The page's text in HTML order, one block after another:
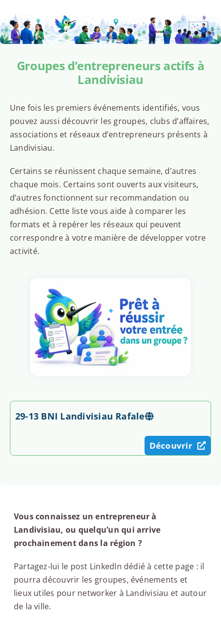
Groupes d’entrepreneurs actifs à
Landivisiau
Une fois les premiers événements identifiés, vous
pouvez aussi découvrir les groupes, clubs d’affaires,
associations et réseaux d’entrepreneurs présents à
Landivisiau.
Certains se réunissent chaque semaine, d’autres
chaque mois. Certains sont ouverts aux visiteurs,
d’autres fonctionnent sur recommandation ou
adhésion. Cette liste vous aide à comparer les
formats et à repérer les réseaux qui peuvent
correspondre à votre manière de développer votre
activité.
29-13 BNI Landivisiau Rafale
Découvrir
Vous connaissez un entrepreneur à
Landivisiau, ou quelqu’un qui arrive
prochainement dans la région ?
Partagez-lui le post LinkedIn dédié à cette page : il
pourra découvrir les groupes, événements et
lieux utiles pour networker à Landivisiau et autour
de la ville.